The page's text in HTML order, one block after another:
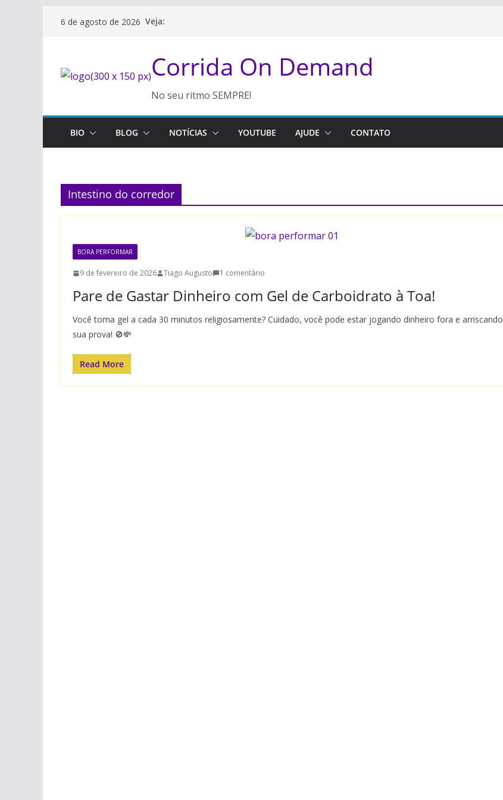
6 de agosto de 2026 Veja:
Corrida On Demand
No seu ritmo SEMPRE!
BIO BLOG NOTÍCIAS YOUTUBE AJUDE CONTATO
Intestino do corredor
BORA PERFORMAR
9 de fevereiro de 2026 Tiago Augusto 1 comentário
Pare de Gastar Dinheiro com Gel de Carboidrato à Toa!
Você toma gel a cada 30 minutos religiosamente? Cuidado, você pode estar jogando dinheiro fora e arriscando
sua prova! 🚫💸
Read More